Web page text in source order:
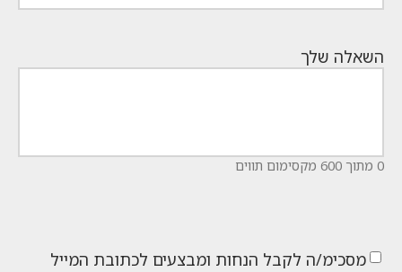
השאלה שלך
0 מתוך 600 מקסימום תווים
מסכימ/ה לקבל הנחות ומבצעים לכתובת המייל